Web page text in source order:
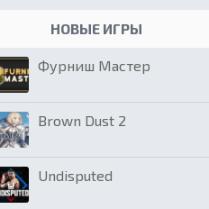
НОВЫЕ ИГРЫ
Фурниш Мастер
Brown Dust 2
Undisputed